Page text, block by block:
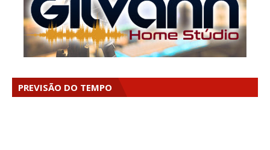
PREVISÃO DO TEMPO